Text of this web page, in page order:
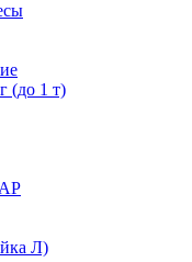
(до 1 т)
Л)